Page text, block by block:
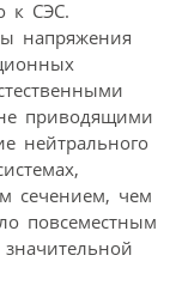
к СЭС.
напряжения
приводящими
нейтрального
сечением, чем
повсеместным
значительной